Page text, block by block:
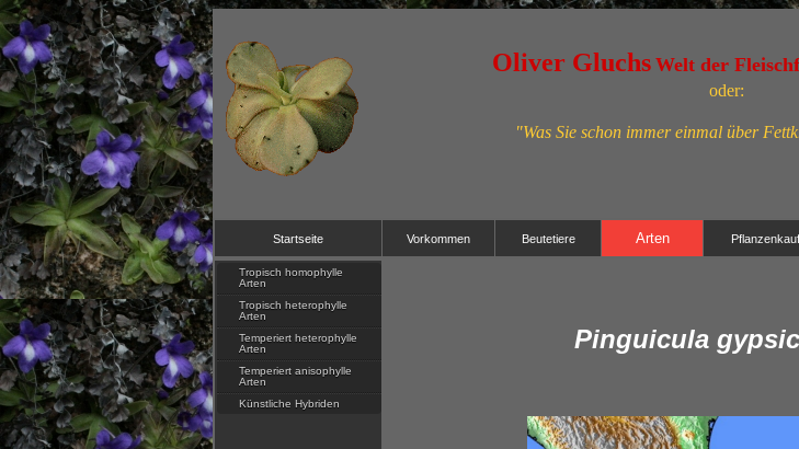
Oliver Gluchs Welt der
oder:
"Was Sie schon immer einmal über
Startseite Vorkommen Beutetiere Arten Pflanzenkauf
Tropisch homophylle
Arten
Tropisch heterophylle
Arten
Temperiert heterophylle
Arten
Temperiert anisophylle
Arten
Künstliche Hybriden
Pinguicula